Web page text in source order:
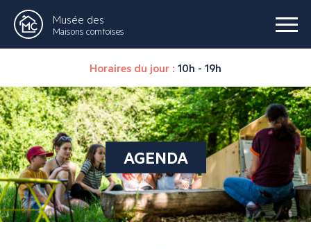
Musée des
Maisons comtoises
Horaires du jour : 10h - 19h
AGENDA